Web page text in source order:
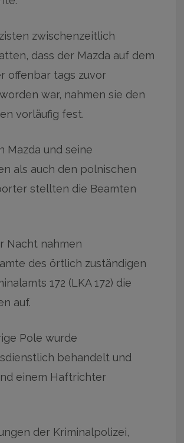
zwischenzeitlich
dass der Mazda auf dem
offenbar tags zuvor
war, nahmen sie den
vorläufig fest.
Mazda und seine
als auch den polnischen
stellten die Beamten
Nacht nahmen
des örtlich zuständigen
172 (LKA 172) die
auf.
Pole wurde
behandelt und
einem Haftrichter
der Kriminalpolizei,